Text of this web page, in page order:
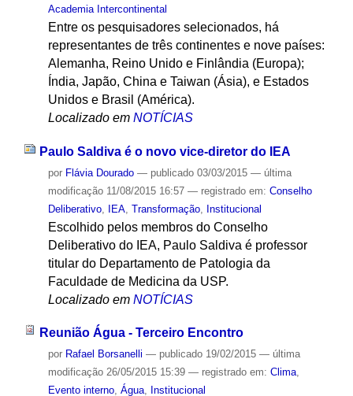
Academia Intercontinental
Entre os pesquisadores selecionados, há
representantes de três continentes e nove países:
Alemanha, Reino Unido e Finlândia (Europa);
Índia, Japão, China e Taiwan (Ásia), e Estados
Unidos e Brasil (América).
Localizado em NOTÍCIAS
Paulo Saldiva é o novo vice-diretor do IEA
por Flávia Dourado — publicado03/03/2015 — última
modificação11/08/2015 16:57 — registrado em: Conselho
Deliberativo, IEA, Transformação, Institucional
Escolhido pelos membros do Conselho
Deliberativo do IEA, Paulo Saldiva é professor
titular do Departamento de Patologia da
Faculdade de Medicina da USP.
Localizado em NOTÍCIAS
Reunião Água - Terceiro Encontro
por Rafael Borsanelli — publicado19/02/2015 — última
modificação26/05/2015 15:39 — registrado em: Clima,
Evento interno, Água, Institucional